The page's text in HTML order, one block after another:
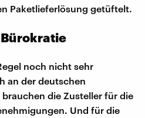
Paketlieferlösung getüftelt.
noch nicht sehr
an der deutschen
die Zusteller für die
Und für die